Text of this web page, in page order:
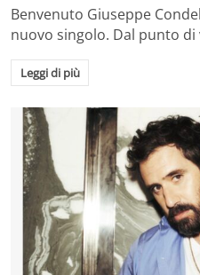
Benvenuto Giuseppe
nuovo singolo. Dal punto
Leggi di più